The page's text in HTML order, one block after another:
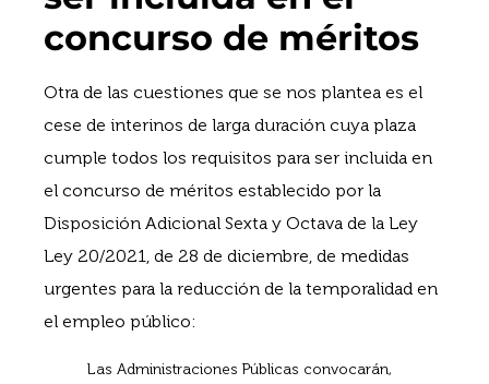
concurso de méritos
Otra de las cuestiones que se nos plantea es el
cese de interinos de larga duración cuya plaza
cumple todos los requisitos para ser incluida en
el concurso de méritos establecido por la
Disposición Adicional Sexta y Octava de la Ley
Ley 20/2021, de 28 de diciembre, de medidas
urgentes para la reducción de la temporalidad en
el empleo público:
Las Administraciones Públicas convocarán,